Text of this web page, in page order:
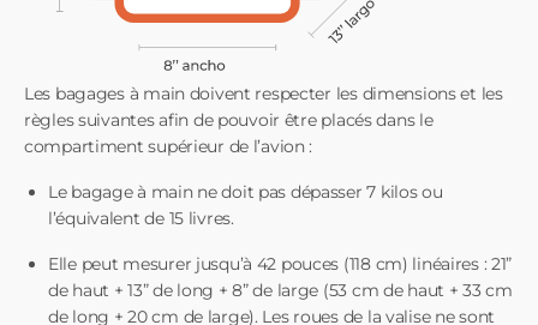
Les bagages à main doivent respecter les dimensions et les
règles suivantes afin de pouvoir être placés dans le
compartiment supérieur de l’avion :
Le bagage à main ne doit pas dépasser 7 kilos ou
l’équivalent de 15 livres.
Elle peut mesurer jusqu’à 42 pouces (118 cm) linéaires : 21”
de haut + 13” de long + 8” de large (53 cm de haut + 33 cm
de long + 20 cm de large). Les roues de la valise ne sont